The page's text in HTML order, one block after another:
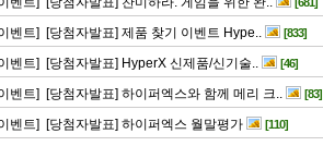
벤트] [당첨자발표] 제품 찾기 이벤트 Hype.. [833]
벤트] [당첨자발표] HyperX 신제품/신기술.. [46]
벤트] [당첨자발표] 하이퍼엑스와 함께 메리 크.. [83]
벤트] [당첨자발표] 하이퍼엑스 월말평가 [110]